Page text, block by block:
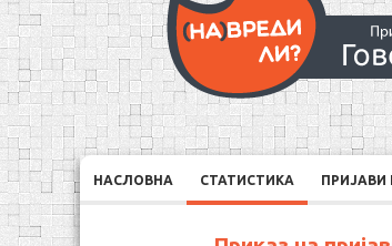
НАСЛОВНА СТАТИСТИКА ПРИЈАВИ